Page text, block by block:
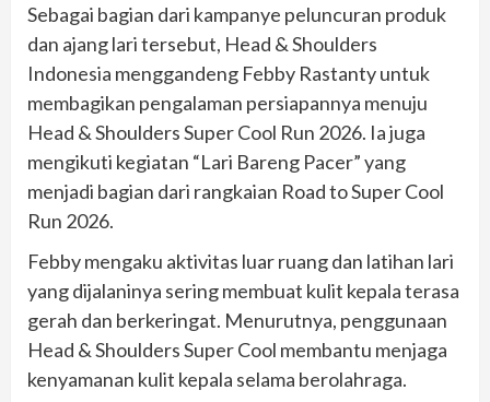
Sebagai bagian dari kampanye peluncuran produk
dan ajang lari tersebut, Head & Shoulders
Indonesia menggandeng Febby Rastanty untuk
membagikan pengalaman persiapannya menuju
Head & Shoulders Super Cool Run 2026. Ia juga
mengikuti kegiatan “Lari Bareng Pacer” yang
menjadi bagian dari rangkaian Road to Super Cool
Run 2026.
Febby mengaku aktivitas luar ruang dan latihan lari
yang dijalaninya sering membuat kulit kepala terasa
gerah dan berkeringat. Menurutnya, penggunaan
Head & Shoulders Super Cool membantu menjaga
kenyamanan kulit kepala selama berolahraga.